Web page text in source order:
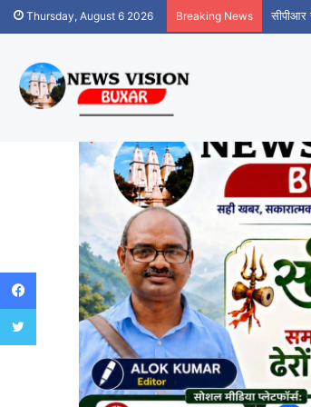
Thursday, August 6 2026 Breaking News सीपीआर
Facebook